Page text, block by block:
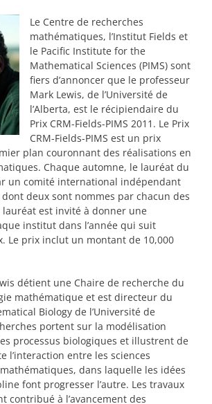
Le Centre de recherches
mathématiques, l’Institut Fields et
le Pacific Institute for the
Mathematical Sciences (PIMS) sont
fiers d’annoncer que le professeur
Mark Lewis, de l’Université de
l’Alberta, est le récipiendaire du
Prix CRM-Fields-PIMS 2011. Le Prix
CRM-Fields-PIMS est un prix
plan couronnant des réalisations en
Chaque automne, le lauréat du
un comité international indépendant
deux sont nommes par chacun des
est invité à donner une
institut dans l’année qui suit
Le prix inclut un montant de 10,000
détient une Chaire de recherche du
mathématique et est directeur du
Biology de l’Université de
portent sur la modélisation
processus biologiques et illustrent de
l’interaction entre les sciences
dans laquelle les idées
font progresser l’autre. Les travaux
contribué à l’avancement des